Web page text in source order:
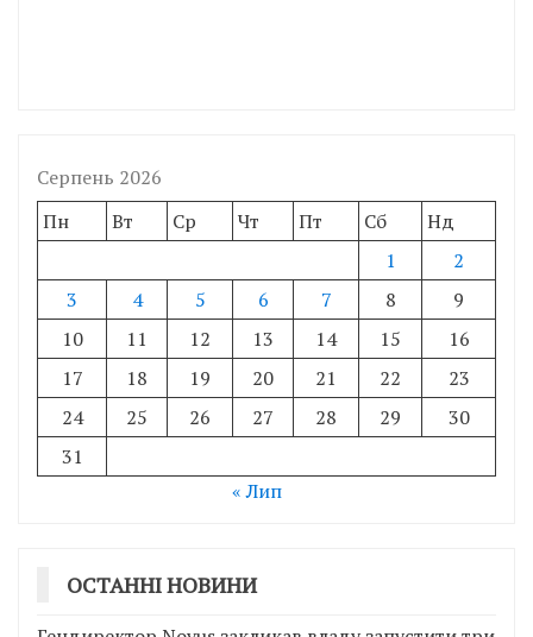
Серпень 2026
Пн
Вт Ср Чт Пт Сб
Нд
1
2
3
4 5 6 7 8
9
10
11 12 13 14 15
16
17
18 19 20 21 22
23
24
25 26 27 28 29
30
31
« Лип
ОСТАННІ НОВИНИ